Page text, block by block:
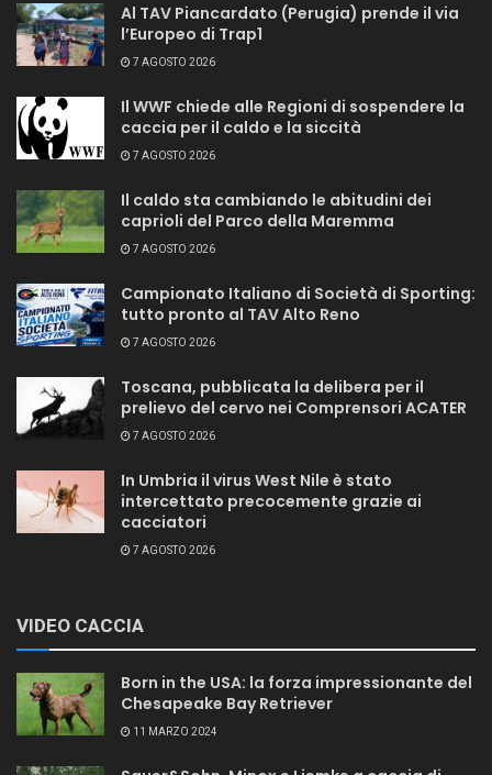
Al TAV Piancardato (Perugia) prende il via
l’Europeo di Trap1
7 AGOSTO 2026
Il WWF chiede alle Regioni di sospendere la
caccia per il caldo e la siccità
7 AGOSTO 2026
Il caldo sta cambiando le abitudini dei
caprioli del Parco della Maremma
7 AGOSTO 2026
Campionato Italiano di Società di Sporting:
tutto pronto al TAV Alto Reno
7 AGOSTO 2026
Toscana, pubblicata la delibera per il
prelievo del cervo nei Comprensori ACATER
7 AGOSTO 2026
In Umbria il virus West Nile è stato
intercettato precocemente grazie ai
cacciatori
7 AGOSTO 2026
VIDEO CACCIA
Born in the USA: la forza impressionante del
Chesapeake Bay Retriever
11 MARZO 2024